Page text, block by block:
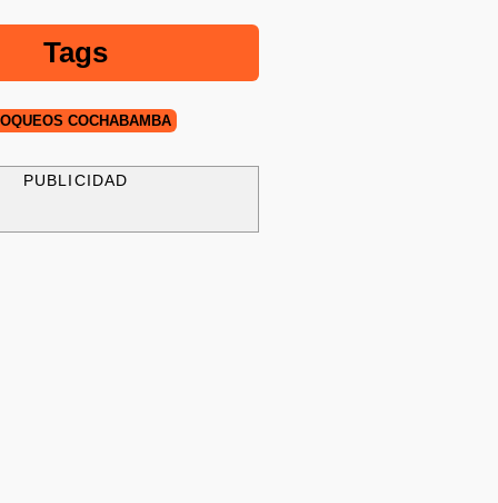
Tags
COCHABAMBA
PUBLICIDAD